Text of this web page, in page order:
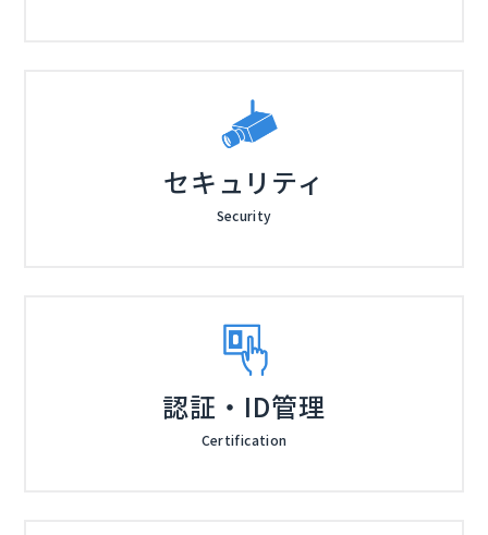
セキュリティ
Security
認証・ID管理
Certification